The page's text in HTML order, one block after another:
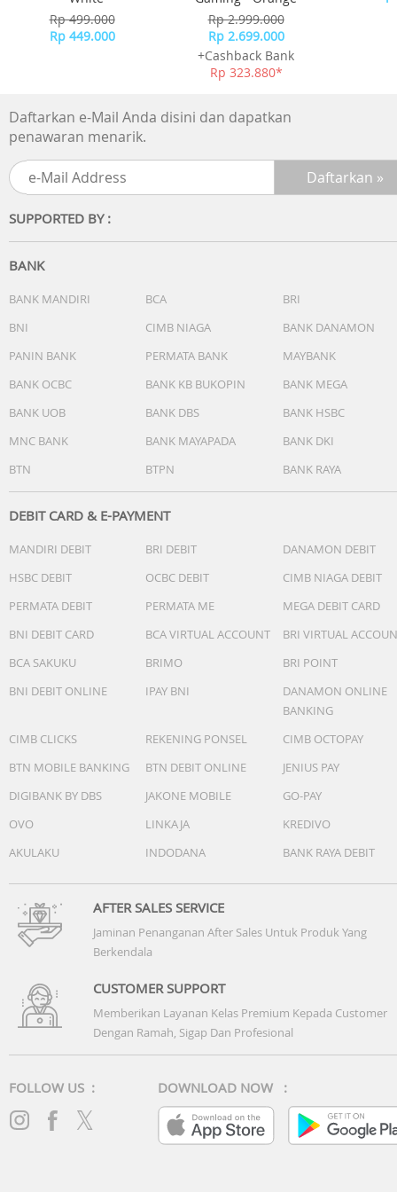
One UI - Dapatkan akses langsung ke peringatan Now
musik, pengatur waktu, dan lainnya dari Now Bar yang
serba baru tanpa harus membuka kunci ponsel Anda.
Dikombinasikan dengan widget yang dapat disesuaikan,
antarmuka ini dibuat agar sesuai dengan Anda.
Performa
- Prosesor : Snapdragon 8 Elite for Galaxy 3nm
- RAM: 12GB
- Storage: 512GB
Display
- Ukuran: 6,9 inch
- Resolusi: QHD+
- Kamera Belakang: 200 MP Wide + 50 MP Ultra Wide + 50
MP Tele
- Kamera Belakang
- OIS: Ya
- Auto Focus Kamera Belakang: Ya
- Resolusi Video: UHD 8K (7680 X 4320) l @24fps
- Kapasitas: 5000mAh
- Jenis Pengisian Daya: Super Fast Charging, Fast Wireless
Ketangguhan
Victus2 (back)
- Titanium frame
Rp 499.000
Rp 449.000
Rp 2.999.000
Rp 2.699.000
+Cashback Bank
Rp 323.880*
Daftarkan e-Mail Anda disini dan dapatkan
penawaran menarik.
SUPPORTED BY :
BANK
BANK MANDIRI BCA
BRI
BNI
CIMB NIAGA
BANK DANAMON
PANIN BANK
PERMATA BANK
MAYBANK
BANK OCBC
BANK KB BUKOPIN
BANK MEGA
BANK UOB
BANK DBS
BANK HSBC
MNC BANK
BANK MAYAPADA
BANK DKI
BTN
BTPN BANK RAYA
DEBIT CARD & E-PAYMENT
MANDIRI DEBIT BRI DEBIT
DANAMON DEBIT
HSBC DEBIT
OCBC DEBIT
CIMB NIAGA DEBIT
PERMATA DEBIT
PERMATA ME
MEGA DEBIT CARD
BNI DEBIT CARD
BCA VIRTUAL ACCOUNT
BRI VIRTUAL
BCA SAKUKU
BRIMO
BRI POINT
BNI DEBIT ONLINE
IPAY BNI
DANAMON ONLINE
BANKING
CIMB CLICKS
REKENING PONSEL
CIMB OCTOPAY
BTN MOBILE BANKING
BTN DEBIT ONLINE
JENIUS PAY
DIGIBANK BY DBS
JAKONE MOBILE
GO-PAY
OVO
LINKAJA
KREDIVO
AKULAKU
INDODANA BANK RAYA DEBIT
AFTER SALES SERVICE
Jaminan Penanganan After Sales Untuk Produk Yang
Berkendala
CUSTOMER SUPPORT
Memberikan Layanan Kelas Premium Kepada Customer
Dengan Ramah, Sigap Dan Profesional
FOLLOW US : DOWNLOAD NOW :